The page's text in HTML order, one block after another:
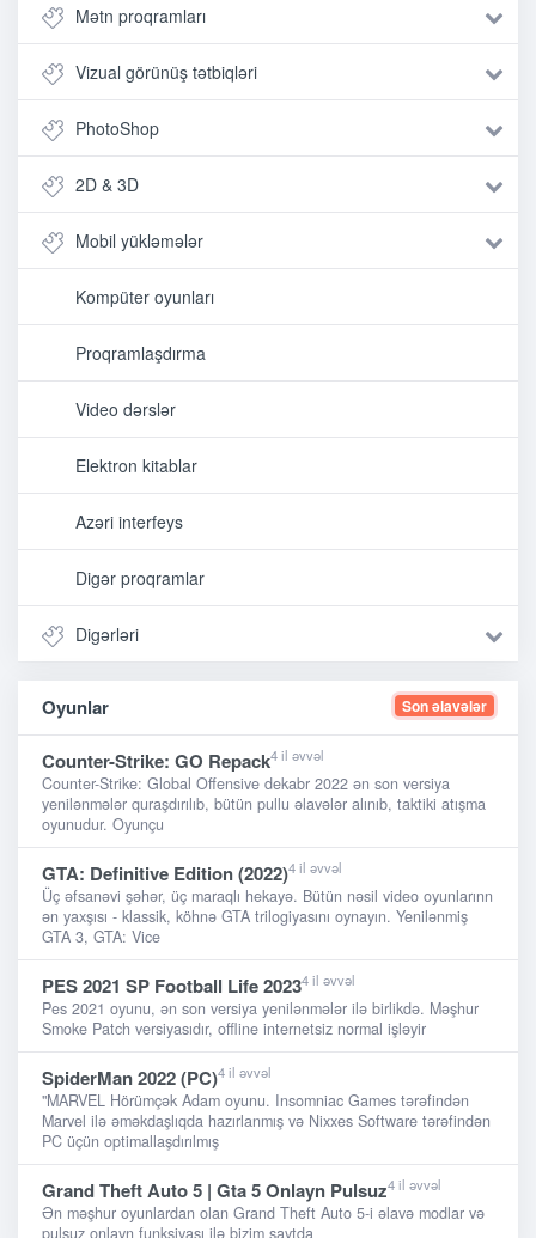
Mətn proqramları
Vizual görünüş tətbiqləri
PhotoShop
2D & 3D
Mobil yükləmələr
Kompüter oyunları
Proqramlaşdırma
Video dərslər
Elektron kitablar
Azəri interfeys
Digər proqramlar
Digərləri
Oyunlar Son əlavələr
Counter-Strike: GO Repack4 il əvvəl
Counter-Strike: Global Offensive dekabr 2022 ən son versiya
yenilənmələr quraşdırılıb, bütün pullu əlavələr alınıb, taktiki atışma
oyunudur. Oyunçu
GTA: Definitive Edition (2022)4 il əvvəl
Üç əfsanəvi şəhər, üç maraqlı hekayə. Bütün nəsil video oyunlarınn
ən yaxşısı - klassik, köhnə GTA trilogiyasını oynayın. Yenilənmiş
GTA 3, GTA: Vice
PES 2021 SP Football Life 20234 il əvvəl
Pes 2021 oyunu, ən son versiya yenilənmələr ilə birlikdə. Məşhur
Smoke Patch versiyasıdır, offline internetsiz normal işləyir
SpiderMan 2022 (PC)4 il əvvəl
"MARVEL Hörümçək Adam oyunu. Insomniac Games tərəfindən
Marvel ilə əməkdaşlıqda hazırlanmış və Nixxes Software tərəfindən
PC üçün optimallaşdırılmış
Grand Theft Auto 5 | Gta 5 Onlayn Pulsuz4 il əvvəl
Ən məşhur oyunlardan olan Grand Theft Auto 5-i əlavə modlar və
pulsuz onlayn funksiyası ilə bizim saytda